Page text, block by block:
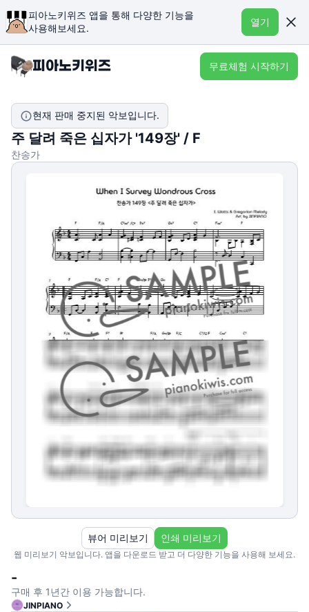
피아노키위즈 앱을 통해 다양한 기능을
사용해보세요.
열기
무료체험 시작하기
현재 판매 중지된 악보입니다.
주 달려 죽은 십자가 '149장' / F
찬송가
웹 미리보기 악보입니다. 앱을 다운로드 받고 더 다양한 기능을 사용해 보세요.
뷰어 미리보기 인쇄 미리보기
-
구매 후 1년간 이용 가능합니다.
JINPIANO